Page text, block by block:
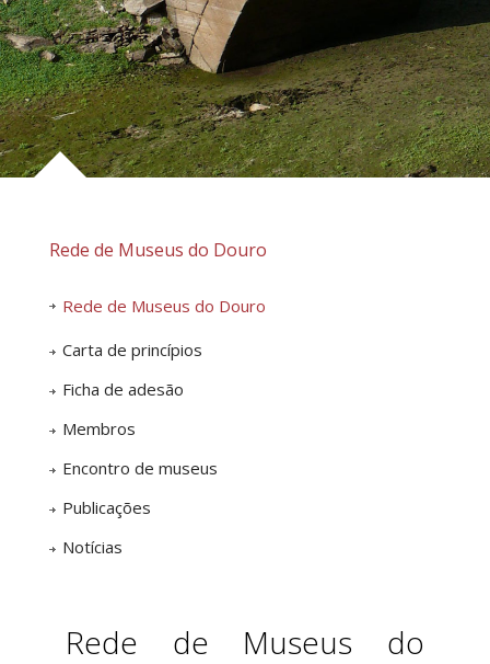
Rede de Museus do Douro
Rede de Museus do Douro
Carta de princípios
Ficha de adesão
Membros
Encontro de museus
Publicações
Notícias
Rede de Museus do